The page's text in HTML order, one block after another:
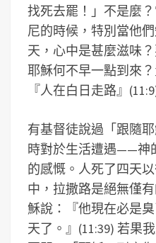
找死去罷！」不是麼
尼的時候，特別當他
天，心中是甚麼滋味
耶穌何不早一點到來
『人在白日走路』
有基督徒說過「跟隨
時對於生活遭遇——神
的感慨。人死了四天
中，拉撒路是絕無僅
穌說：『他現在必是
天了。』(11:39) 若果